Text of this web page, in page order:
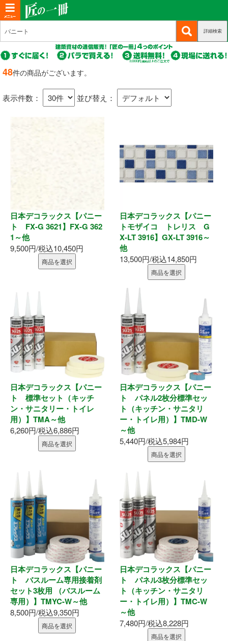
T
o
g
g
l
n
新規会員登録
u
r
e
t)
ログイン
(c
r
r
e
n
t)
u
r
商品カテゴリから選ぶ
基礎・土台関連
構造金物
機械打 釘・ビス
釘・ねじ
接着剤
断熱材
養生・保護材
屋内用手すり
屋外用手すり
棚柱・収納
点検口・収納庫
水廻り
物干し
換気部材
通気部材
外装部材
アルミ型材
詳細検索
48件の商品がございます。
表示件数： 並び替え：
日本デコラックス【パニー
ト FX-G 3621】FX-G 362
1～他
9,500円/税込10,450円
商品を選択
日本デコラックス【パニー
トモザイコ トレリス G
X-LT 3916】GX-LT 3916～
他
13,500円/税込14,850円
商品を選択
日本デコラックス【パニー
ト 標準セット（キッチ
ン・サニタリー・トイレ
用）】TMA～他
6,260円/税込6,886円
商品を選択
日本デコラックス【パニー
ト パネル2枚分標準セッ
ト（キッチン・サニタリ
ー・トイレ用）】TMD-W
～他
5,440円/税込5,984円
商品を選択
日本デコラックス【パニー
ト バスルーム専用接着剤
セット3枚用 （バスルーム
専用）】TMYC-W～他
8,500円/税込9,350円
商品を選択
日本デコラックス【パニー
ト パネル3枚分標準セッ
ト（キッチン・サニタリ
ー・トイレ用）】TMC-W
～他
7,480円/税込8,228円
商品を選択